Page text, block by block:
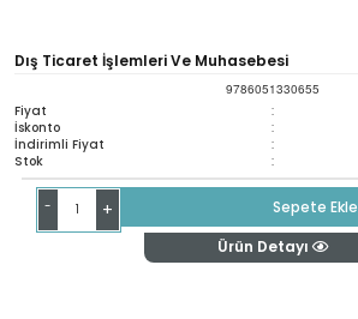
Dış Ticaret İşlemleri Ve Muhasebesi
9786051330655
Fiyat :
İskonto :
İndirimli Fiyat :
Stok :
- +
Sepete Ekle
Ürün Detayı